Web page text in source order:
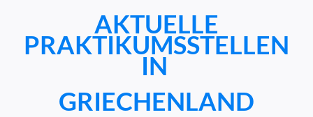
AKTUELLE
PRAKTIKUMSSTELLEN
IN
GRIECHENLAND